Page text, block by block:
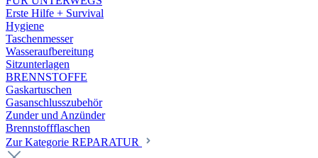
Erste Hilfe + Survival
Hygiene
Taschenmesser
Wasseraufbereitung
Sitzunterlagen
BRENNSTOFFE
Gaskartuschen
Gasanschlusszubehör
Zunder und Anzünder
Brennstoffflaschen
Zur Kategorie REPARATUR